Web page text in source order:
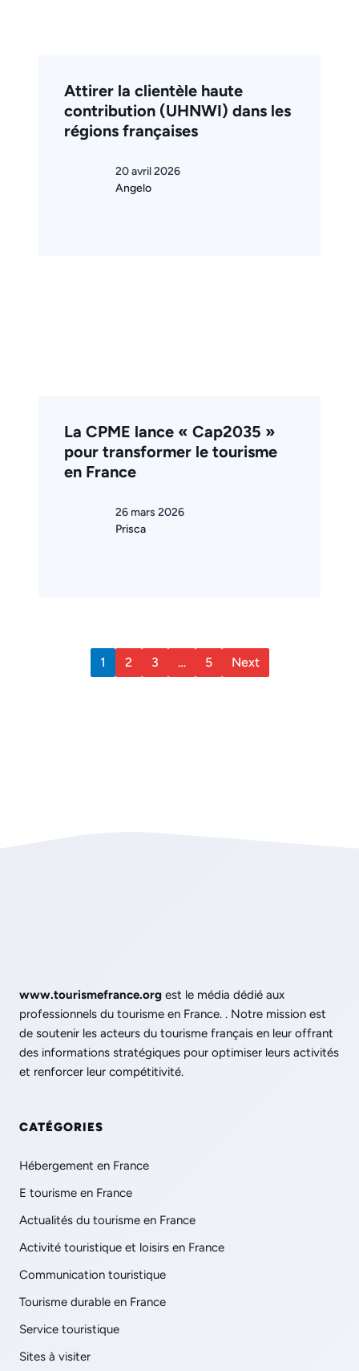
Attirer la clientèle haute
contribution (UHNWI) dans les
régions françaises
20 avril 2026
Angelo
La CPME lance « Cap2035 »
pour transformer le tourisme
en France
26 mars 2026
Prisca
1 2 3 … 5 Next
www.tourismefrance.org est le média dédié aux
professionnels du tourisme en France. . Notre mission est
de soutenir les acteurs du tourisme français en leur offrant
des informations stratégiques pour optimiser leurs activités
et renforcer leur compétitivité.
CATÉGORIES
Hébergement en France
E tourisme en France
Actualités du tourisme en France
Activité touristique et loisirs en France
Communication touristique
Tourisme durable en France
Service touristique
Sites à visiter